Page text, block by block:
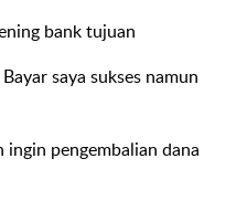
bank tujuan
saya sukses namun
ingin pengembalian dana